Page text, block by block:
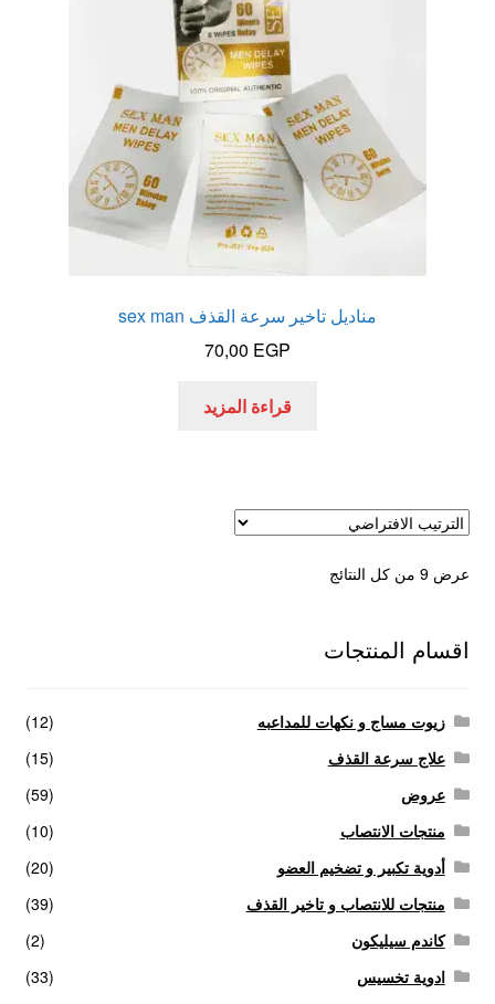
مناديل تاخير سرعة القذف sex man
70,00 EGP
قراءة المزيد
عرض ⁦9⁩ من كل النتائج
اقسام المنتجات
زيوت مساج و نكهات للمداعبه
(12)
علاج سرعة القذف
(15)
عروض
(59)
منتجات الانتصاب
(10)
أدوية تكبير و تضخيم العضو
(20)
منتجات للانتصاب و تاخير القذف
(39)
كاندم سيليكون
(2)
ادوية تخسيس
(33)